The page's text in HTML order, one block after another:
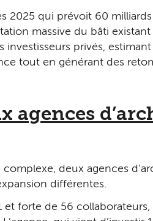
2025 qui prévoit 60
massive du bâti
investisseurs privés,
tout en générant des
agences
deux agences
différentes.
et forte de 56